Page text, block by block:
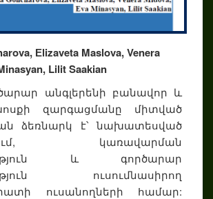
Еlizaveta Maslova, Venera
Lilit Saakian
անգլերենի բանավոր և
զարգացմանը միտված
ձեռնարկ է՝ նախատեսված
կառավարման
և գործարար
ուսումնասիրող
ուսանողների համար: